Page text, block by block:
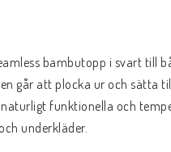
bambutopp i svart till
går att plocka ur och sätta
funktionella och
underkläder.